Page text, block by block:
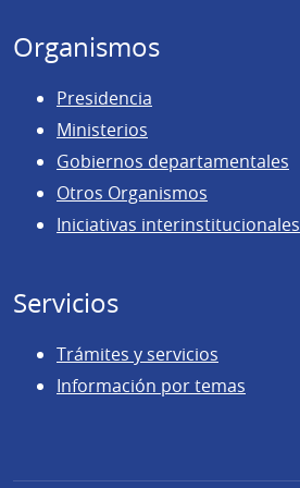
Organismos
Presidencia
Ministerios
Gobiernos departamentales
Otros Organismos
Iniciativas interinstitucionales
Servicios
Trámites y servicios
Información por temas